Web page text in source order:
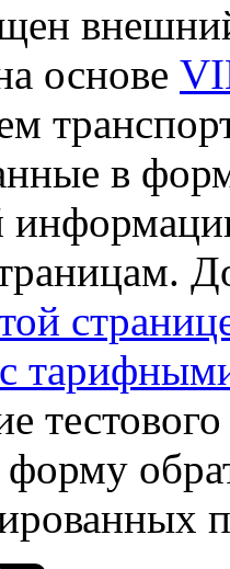
основе
в
с
форму